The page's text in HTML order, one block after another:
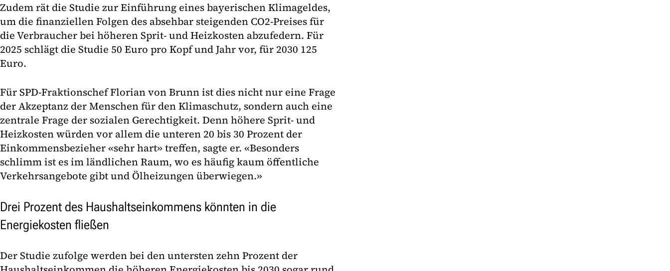
Zudem rät die Studie zur Einführung eines bayerischen Klimageldes,
um die finanziellen Folgen des absehbar steigenden CO2-Preises für
die Verbraucher bei höheren Sprit- und Heizkosten abzufedern. Für
2025 schlägt die Studie 50 Euro pro Kopf und Jahr vor, für 2030 125
Euro.
Für SPD-Fraktionschef Florian von Brunn ist dies nicht nur eine Frage
der Akzeptanz der Menschen für den Klimaschutz, sondern auch eine
zentrale Frage der sozialen Gerechtigkeit. Denn höhere Sprit- und
Heizkosten würden vor allem die unteren 20 bis 30 Prozent der
Einkommensbezieher «sehr hart» treffen, sagte er. «Besonders
schlimm ist es im ländlichen Raum, wo es häufig kaum öffentliche
Verkehrsangebote gibt und Ölheizungen überwiegen.»
Drei Prozent des Haushaltseinkommens könnten in die
Energiekosten fließen
Der Studie zufolge werden bei den untersten zehn Prozent der